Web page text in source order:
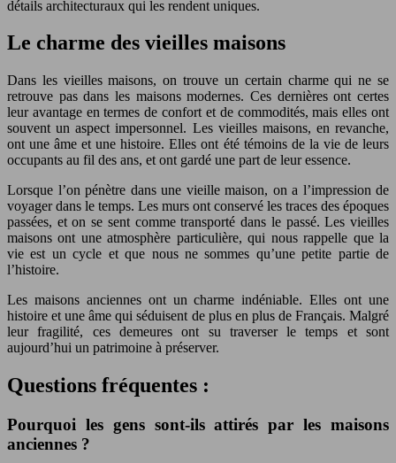
détails architecturaux qui les rendent uniques.
Le charme des vieilles maisons
Dans les vieilles maisons, on trouve un certain charme qui ne se
retrouve pas dans les maisons modernes. Ces dernières ont certes
leur avantage en termes de confort et de commodités, mais elles ont
souvent un aspect impersonnel. Les vieilles maisons, en revanche,
ont une âme et une histoire. Elles ont été témoins de la vie de leurs
occupants au fil des ans, et ont gardé une part de leur essence.
Lorsque l’on pénètre dans une vieille maison, on a l’impression de
voyager dans le temps. Les murs ont conservé les traces des époques
passées, et on se sent comme transporté dans le passé. Les vieilles
maisons ont une atmosphère particulière, qui nous rappelle que la
vie est un cycle et que nous ne sommes qu’une petite partie de
l’histoire.
Les maisons anciennes ont un charme indéniable. Elles ont une
histoire et une âme qui séduisent de plus en plus de Français. Malgré
leur fragilité, ces demeures ont su traverser le temps et sont
aujourd’hui un patrimoine à préserver.
Questions fréquentes :
Pourquoi les gens sont-ils attirés par les maisons
anciennes ?